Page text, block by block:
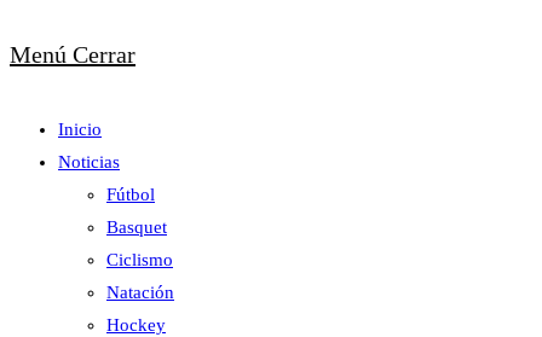
Menú Cerrar
Inicio
Noticias
Fútbol
Basquet
Ciclismo
Natación
Hockey